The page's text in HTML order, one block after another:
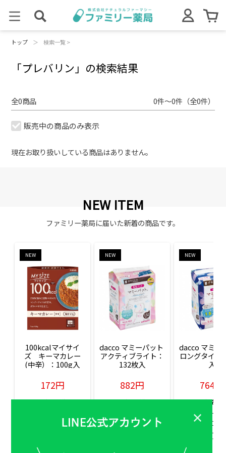
トップ ＞ 検索一覧 >
「プレバリン」の検索結果
全0商品 0件～0件（全0件）
販売中の商品のみ表示
現在お取り扱いしている商品はありません。
NEW ITEM
ファミリー薬局に届いた新着の商品です。
NEW
100kcalマイサイ
ズ　キーマカレー
(中辛）：100g入
172円
販売価格(税込)
NEW
dacco マミーパット
アクティブライト：
132枚入
882円
販売価格(税込)
NEW
dacco マミー
ロングタイム
入
764円
販売価格(税